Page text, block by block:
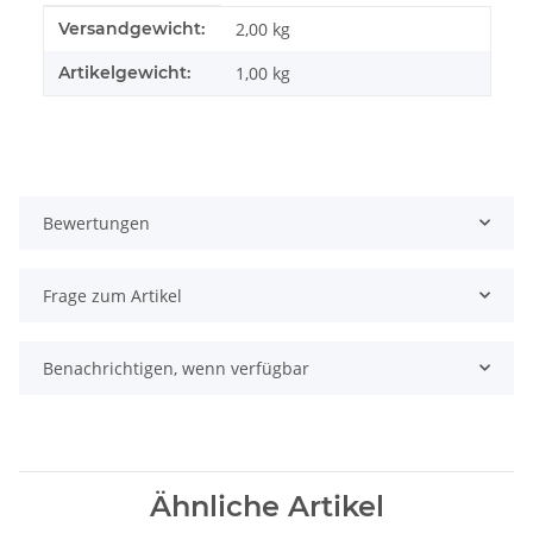
Produkteigenschaft
Wert
Versandgewicht: 2,00 kg
Artikelgewicht: 1,00 kg
Bewertungen
Frage zum Artikel
Benachrichtigen, wenn verfügbar
Ähnliche Artikel